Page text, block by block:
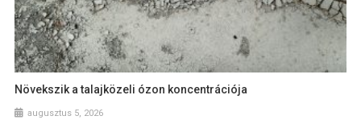
Növekszik a talajközeli ózon koncentrációja
augusztus 5, 2026